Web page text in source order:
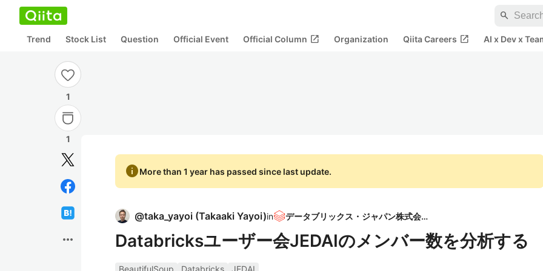
search
Trend Stock List Question Official Event Official Column open_in_new Organization Qiita Careers open_in_new AI x Dev x
1
1
more_horiz
infoMore than 1 year has passed since last update.
@taka_yayoi (Takaaki Yayoi)in データブリックス・ジャパン株式会社
Databricksユーザー会JEDAIのメンバー数を分析する
BeautifulSoup Databricks
JEDAI